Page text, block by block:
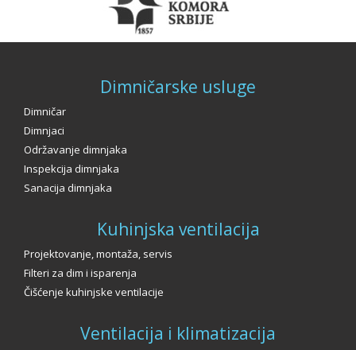
Dimničarske usluge
Dimničar
Dimnjaci
Održavanje dimnjaka
Inspekcija dimnjaka
Sanacija dimnjaka
Kuhinjska ventilacija
Projektovanje, montaža, servis
Filteri za dim i isparenja
Čišćenje kuhinjske ventilacije
Ventilacija i klimatizacija